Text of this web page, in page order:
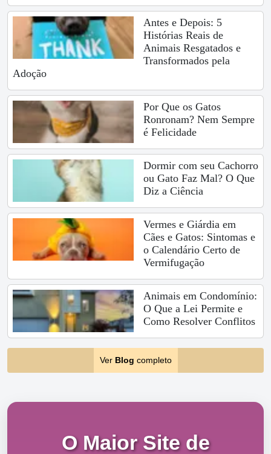
Antes e Depois: 5
Histórias Reais de
Animais Resgatados e
Transformados pela
Adoção
Por Que os Gatos
Ronronam? Nem Sempre
é Felicidade
Dormir com seu Cachorro
ou Gato Faz Mal? O Que
Diz a Ciência
Vermes e Giárdia em
Cães e Gatos: Sintomas e
o Calendário Certo de
Vermifugação
Animais em Condomínio:
O Que a Lei Permite e
Como Resolver Conflitos
Ver Blog completo
O Maior Site de